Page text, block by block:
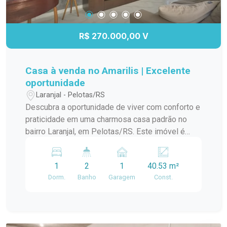
R$ 270.000,00 V
Casa à venda no Amarilis | Excelente
oportunidade
Laranjal - Pelotas/RS
Descubra a oportunidade de viver com conforto e
praticidade em uma charmosa casa padrão no
bairro Laranjal, em Pelotas/RS. Este imóvel é
bem localizado. A casa conta com amplos
ambientes, proporcionando uma ótima circulação
e iluminação natural. A sala de estar é perfeita
1
Dorm.
2
Banho
1
Garagem
40.53 m²
Const.